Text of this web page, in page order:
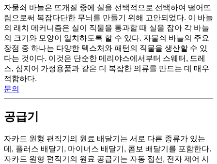
자물쇠 바늘은 뜨개질 중에 실을 선택적으로 선택하여 떨어뜨
림으로써 복잡다단한 무늬를 만들기 위해 고안되었다. 이 바늘
의 래치 메커니즘은 실이 직물을 통과할 때 실을 잡아 각 바늘
의 크기와 모양이 일치하도록 할 수 있다. 자물쇠 바늘의 주요
장점 중 하나는 다양한 텍스처와 패턴의 직물을 생산할 수 있
다는 것이다. 이것은 단순한 메리야스에서부터 스웨터, 드레
스, 심지어 가정용품과 같은 더 복잡한 의류를 만드는 데 매우
적합하다.
문의
공급기
자카드 원형 편직기의 원료 배달기는 서로 다른 종류가 있는
데, 플러스 배달기, 마이너스 배달기, 콤보 배달기를 포함한다.
자카드 원형 편직기의 원료 공급기는 자동 접선, 전자 제어 시